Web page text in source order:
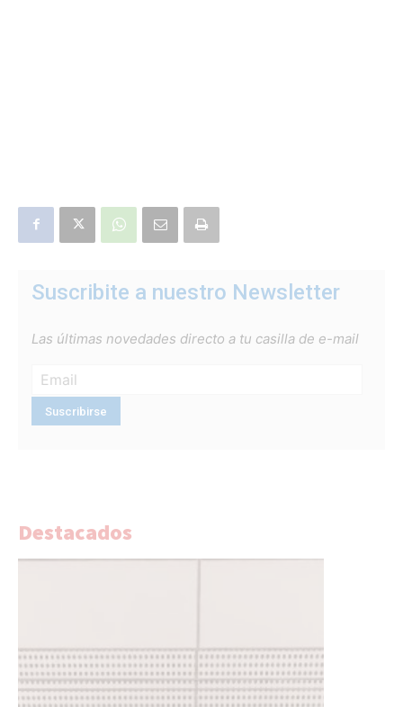
Suscribite a nuestro Newsletter
Las últimas novedades directo a tu casilla de e-mail
Destacados